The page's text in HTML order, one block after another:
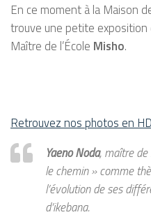
En ce moment à la Maison
trouve une petite exposition
Maître de l’École Misho.
Retrouvez nos photos en
Yaeno Noda, maître de
le chemin » comme
l’évolution de ses
d’ikebana.